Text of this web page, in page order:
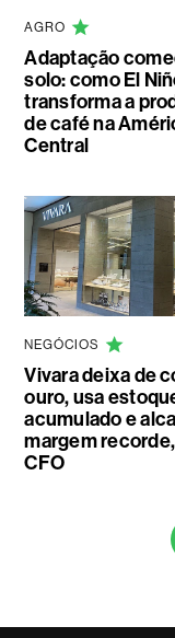
AGRO
Adaptação
solo: como El
transforma a
de café na
Central
NEGÓCIOS
Vivara deixa de
ouro, usa
acumulado e
margem
CFO